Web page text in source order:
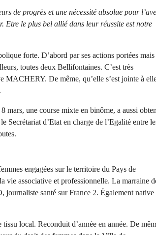
de progrès et une nécessité absolue pour
Etre le plus bel allié dans leur réussite est notre
forte. D’abord par ses actions portées mais
toutes deux Bellifontaines. C’est très
MACHERY. De même, qu’elle s’est jointe à
mars, une course mixte en binôme, a aussi
Secrétariat d’Etat en charge de l’Egalité entre
engagées sur le territoire du Pays de
associative et professionnelle. La marraine
santé sur France 2. Également native
local. Reconduit d’année en année. De